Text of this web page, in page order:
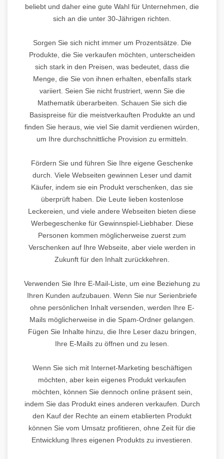
beliebt und daher eine gute Wahl für Unternehmen, die
sich an die unter 30-Jährigen richten.
Sorgen Sie sich nicht immer um Prozentsätze. Die
Produkte, die Sie verkaufen möchten, unterscheiden
sich stark in den Preisen, was bedeutet, dass die
Menge, die Sie von ihnen erhalten, ebenfalls stark
variiert. Seien Sie nicht frustriert, wenn Sie die
Mathematik überarbeiten. Schauen Sie sich die
Basispreise für die meistverkauften Produkte an und
finden Sie heraus, wie viel Sie damit verdienen würden,
um Ihre durchschnittliche Provision zu ermitteln.
Fördern Sie und führen Sie Ihre eigene Geschenke
durch. Viele Webseiten gewinnen Leser und damit
Käufer, indem sie ein Produkt verschenken, das sie
überprüft haben. Die Leute lieben kostenlose
Leckereien, und viele andere Webseiten bieten diese
Werbegeschenke für Gewinnspiel-Liebhaber. Diese
Personen kommen möglicherweise zuerst zum
Verschenken auf Ihre Webseite, aber viele werden in
Zukunft für den Inhalt zurückkehren.
Verwenden Sie Ihre E-Mail-Liste, um eine Beziehung zu
Ihren Kunden aufzubauen. Wenn Sie nur Serienbriefe
ohne persönlichen Inhalt versenden, werden Ihre E-
Mails möglicherweise in die Spam-Ordner gelangen.
Fügen Sie Inhalte hinzu, die Ihre Leser dazu bringen,
Ihre E-Mails zu öffnen und zu lesen.
Wenn Sie sich mit Internet-Marketing beschäftigen
möchten, aber kein eigenes Produkt verkaufen
möchten, können Sie dennoch online präsent sein,
indem Sie das Produkt eines anderen verkaufen. Durch
den Kauf der Rechte an einem etablierten Produkt
können Sie vom Umsatz profitieren, ohne Zeit für die
Entwicklung Ihres eigenen Produkts zu investieren.